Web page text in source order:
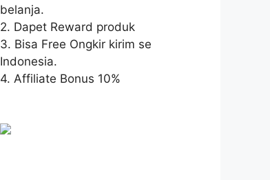
belanja.
2. Dapet Reward produk
3. Bisa Free Ongkir kirim se
Indonesia.
4. Affiliate Bonus 10%